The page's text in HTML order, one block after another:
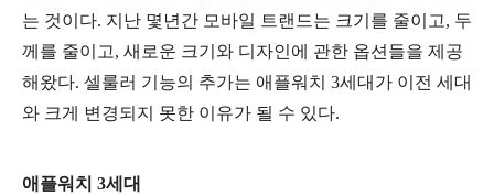
는 것이다. 지난 몇년간 모바일 트랜드는 크기를 줄이고, 두
께를 줄이고, 새로운 크기와 디자인에 관한 옵션들을 제공
해왔다. 셀룰러 기능의 추가는 애플워치 3세대가 이전 세대
와 크게 변경되지 못한 이유가 될 수 있다.
애플워치 3세대